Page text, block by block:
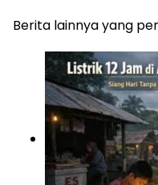
Berita lainnya yang